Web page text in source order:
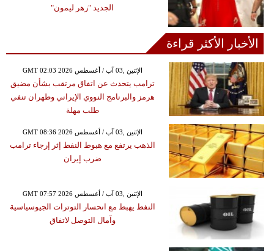
الجديد "زهر ليمون"
الأخبار الأكثر قراءة
GMT 02:03 2026 الإثنين ,03 آب / أغسطس
ترامب يتحدث عن اتفاق مرتقب بشأن مضيق
هرمز والبرنامج النووي الإيراني وطهران تنفي
طلب مهلة
GMT 08:36 2026 الإثنين ,03 آب / أغسطس
الذهب يرتفع مع هبوط النفط إثر إرجاء ترامب
ضرب إيران
GMT 07:57 2026 الإثنين ,03 آب / أغسطس
النفط يهبط مع انحسار التوترات الجيوسياسية
وآمال التوصل لاتفاق